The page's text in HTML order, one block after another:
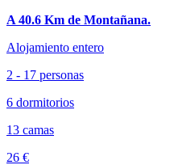
A 40.6 Km de Montañana.
Alojamiento entero
2 - 17 personas
6 dormitorios
13 camas
26 €